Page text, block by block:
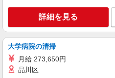
給(規定有) ゜・
株式会社シエロ
【ソフトバン
月給220000
る） ※残業代支
゜+゜・。○。・
10万円支給(規定有) お友達を紹介頂くと, イ
ティブ支給(規
福岡県福岡
詳細を見る
大学病院の清掃
月給 273,650円
品川区